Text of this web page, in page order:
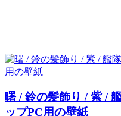
曙 / 鈴の髪飾り / 紫 /
ップPC用の壁紙